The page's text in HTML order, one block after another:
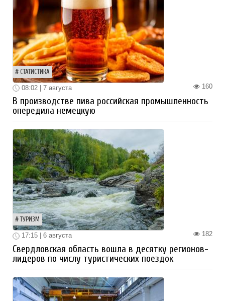
СТАТИСТИКА
160
08:02 | 7 августа
В производстве пива российская промышленность
опередила немецкую
ТУРИЗМ
182
17:15 | 6 августа
Свердловская область вошла в десятку регионов-
лидеров по числу туристических поездок